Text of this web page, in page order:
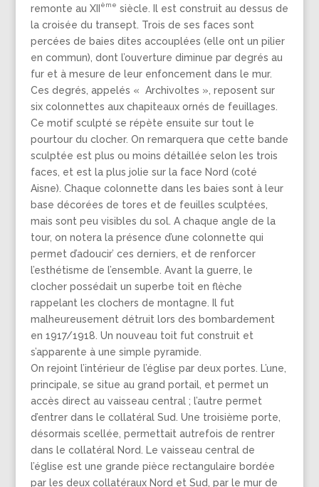
remonte au XII
ème siècle. Il est construit au dessus de
la croisée du transept. Trois de ses faces sont
percées de baies dites accouplées (elle ont un pilier
en commun), dont l’ouverture diminue par degrés au
fur et à mesure de leur enfoncement dans le mur.
Ces degrés, appelés « Archivoltes », reposent sur
six colonnettes aux chapiteaux ornés de feuillages.
Ce motif sculpté se répète ensuite sur tout le
pourtour du clocher. On remarquera que cette bande
sculptée est plus ou moins détaillée selon les trois
faces, et est la plus jolie sur la face Nord (coté
Aisne). Chaque colonnette dans les baies sont à leur
base décorées de tores et de feuilles sculptées,
mais sont peu visibles du sol. A chaque angle de la
tour, on notera la présence d’une colonnette qui
permet d’adoucir’ ces derniers, et de renforcer
l’esthétisme de l’ensemble. Avant la guerre, le
clocher possédait un superbe toit en flèche
rappelant les clochers de montagne. Il fut
malheureusement détruit lors des bombardement
en 1917/1918. Un nouveau toit fut construit et
s’apparente à une simple pyramide.
On rejoint l’intérieur de l’église par deux portes. L’une,
principale, se situe au grand portail, et permet un
accès direct au vaisseau central ; l’autre permet
d’entrer dans le collatéral Sud. Une troisième porte,
désormais scellée, permettait autrefois de rentrer
dans le collatéral Nord. Le vaisseau central de
l’église est une grande pièce rectangulaire bordée
par les deux collatéraux Nord et Sud, par le mur de